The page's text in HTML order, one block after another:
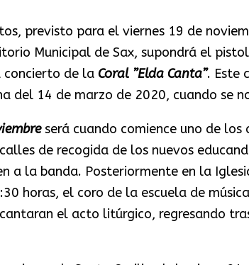
previsto para el viernes 19 de
Municipal de Sax, supondrá el
concierto de la Coral ”Elda Canta”. Este
del 14 de marzo de 2020, cuando se
será cuando comience uno de
de recogida de los nuevos
a la banda. Posteriormente en la
horas, el coro de la escuela de
el acto litúrgico, regresando